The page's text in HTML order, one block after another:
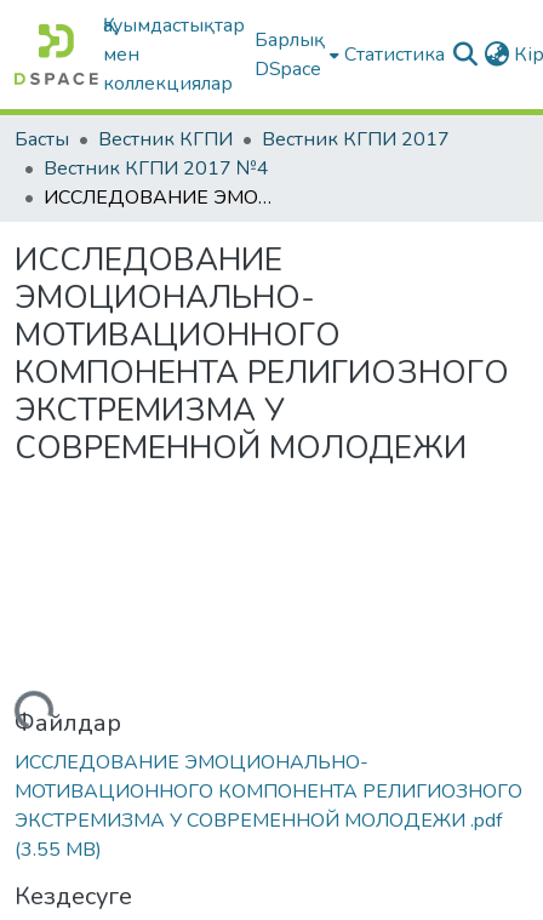
Қауымдастықтар
мен
коллекциялар
Барлық
DSpace
Статистика
Басты Вестник КГПИ
Вестник КГПИ 2017
Вестник КГПИ 2017 №4
ИССЛЕДОВАНИЕ ЭМОЦИОНАЛЬНО-МОТИВАЦИОННОГО КОМПОНЕНТА РЕЛИГИОЗНОГО ЭКСТРЕМИЗМА У СОВРЕМЕННОЙ МОЛОДЕЖИ
ИССЛЕДОВАНИЕ
ЭМОЦИОНАЛЬНО-
МОТИВАЦИОННОГО
КОМПОНЕНТА РЕЛИГИОЗНОГО
ЭКСТРЕМИЗМА У
СОВРЕМЕННОЙ МОЛОДЕЖИ
Жүктеу...
Файлдар
ИССЛЕДОВАНИЕ ЭМОЦИОНАЛЬНО-
МОТИВАЦИОННОГО КОМПОНЕНТА РЕЛИГИОЗНОГО
ЭКСТРЕМИЗМА У СОВРЕМЕННОЙ МОЛОДЕЖИ .pdf
(3.55 MB)
Кездесуге